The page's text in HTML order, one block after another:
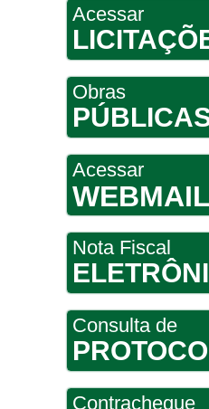
Acessar
Obras
Acessar
WEBMAIL
Nota Fiscal
Consulta de
Contracheque